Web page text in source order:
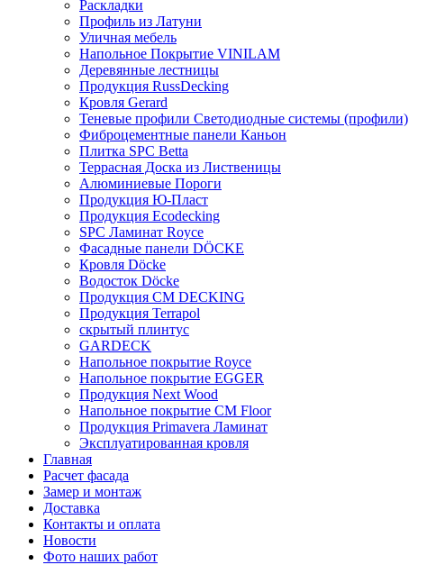
Раскладки
Профиль из Латуни
Уличная мебель
Напольное Покрытие VINILAM
Деревянные лестницы
Продукция RussDecking
Кровля Gerard
Теневые профили Светодиодные системы (профили)
Фиброцементные панели Каньон
Плитка SPC Betta
Террасная Доска из Лиственицы
Алюминиевые Пороги
Продукция Ю-Пласт
Продукция Ecodecking
SPC Ламинат Royce
Фасадные панели DÖCKE
Кровля Döcke
Водосток Döcke
Продукция CM DECKING
Продукция Terrapol
скрытый плинтус
GARDECK
Напольное покрытие Royce
Напольное покрытие EGGER
Продукция Next Wood
Напольное покрытие CM Floor
Продукция Primavera Ламинат
Эксплуатированная кровля
Главная
Расчет фасада
Замер и монтаж
Доставка
Контакты и оплата
Новости
Фото наших работ